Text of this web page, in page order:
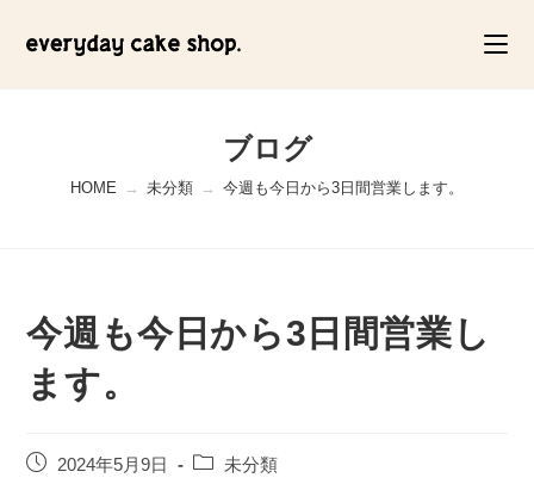
ブログ
HOME → 未分類 → 今週も今日から3日間営業します。
今週も今日から3日間営業し
ます。
投
2024年5月9日
投
未分類